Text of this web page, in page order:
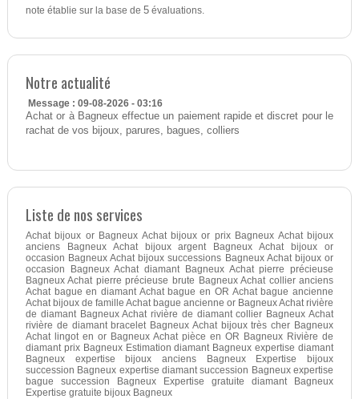
note établie sur la base de 5évaluations.
Notre actualité
Message : 09-08-2026 - 03:16
Achat or à Bagneux effectue un paiement rapide et discret pour le
rachat de vos bijoux, parures, bagues, colliers
Liste de nos services
Achat bijoux or Bagneux Achat bijoux or prix Bagneux Achat bijoux
anciens Bagneux Achat bijoux argent Bagneux Achat bijoux or
occasion Bagneux Achat bijoux successions Bagneux Achat bijoux or
occasion Bagneux Achat diamant Bagneux Achat pierre précieuse
Bagneux Achat pierre précieuse brute Bagneux Achat collier anciens
Achat bague en diamant Achat bague en OR Achat bague ancienne
Achat bijoux de famille Achat bague ancienne or Bagneux Achat rivière
de diamant Bagneux Achat rivière de diamant collier Bagneux Achat
rivière de diamant bracelet Bagneux Achat bijoux très cher Bagneux
Achat lingot en or Bagneux Achat pièce en OR Bagneux Rivière de
diamant prix Bagneux Estimation diamant Bagneux expertise diamant
Bagneux expertise bijoux anciens Bagneux Expertise bijoux
succession Bagneux expertise diamant succession Bagneux expertise
bague succession Bagneux Expertise gratuite diamant Bagneux
Expertise gratuite bijoux Bagneux